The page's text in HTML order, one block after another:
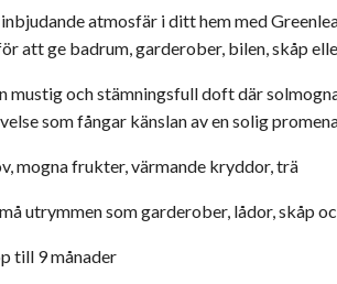
inbjudande atmosfär i ditt hem med
att ge badrum, garderober, bilen, skåp
mustig och stämningsfull doft där
som fångar känslan av en solig
mogna frukter, värmande kryddor, trä
utrymmen som garderober, lådor, skåp
till 9 månader